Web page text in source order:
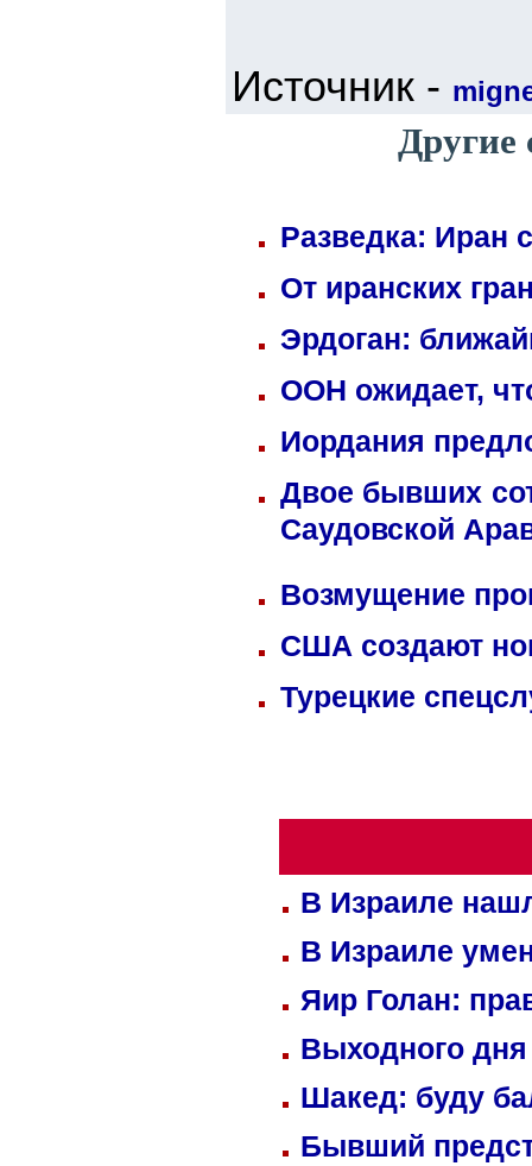
Источник -
Другие
Разведка: Иран
От иранских
Эрдоган:
ООН ожидает,
Иордания
Двое бывших
Саудовской
Возмущение
США создают
Турецкие
В Израиле
В Израиле
Яир Голан:
Выходного
Шакед: буду
Бывший